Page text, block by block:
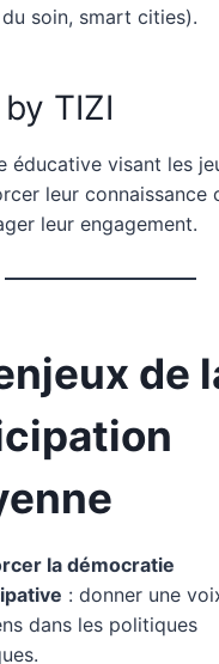
soin, smart cities).
TIZI
éducative visant les
leur connaissance
leur engagement.
de
la démocratie
: donner une
dans les politiques